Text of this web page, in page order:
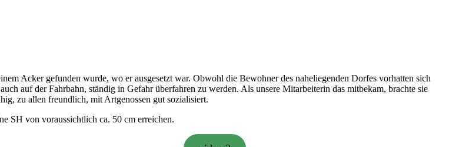
Acker gefunden wurde, wo er ausgesetzt war. Obwohl die Bewohner des naheliegenden Dorfes vorhatten sich
auf der Fahrbahn, ständig in Gefahr überfahren zu werden. Als unsere Mitarbeiterin das mitbekam, brachte sie
zu allen freundlich, mit Artgenossen gut sozialisiert.
SH von voraussichtlich ca. 50 cm erreichen.